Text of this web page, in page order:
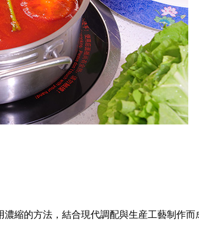
縮的方法，結合現代調配與生産工藝制作